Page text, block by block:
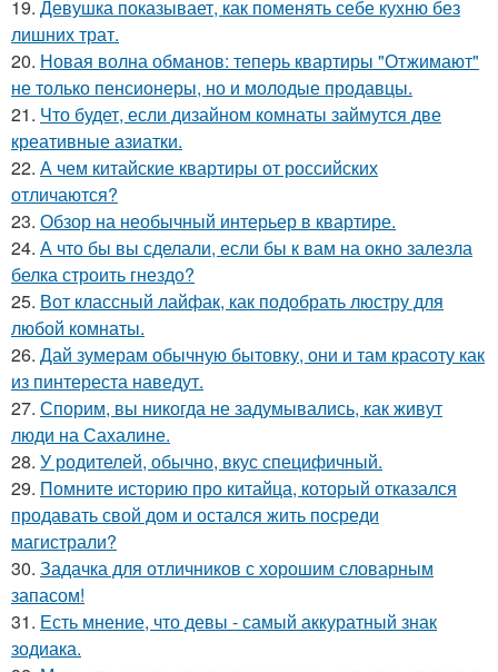
19. Девушка показывает, как поменять себе кухню без
лишних трат.
20. Новая волна обманов: теперь квартиры "Отжимают"
не только пенсионеры, но и молодые продавцы.
21. Что будет, если дизайном комнаты займутся две
креативные азиатки.
22. А чем китайские квартиры от российских
отличаются?
23. Обзор на необычный интерьер в квартире.
24. А что бы вы сделали, если бы к вам на окно залезла
белка строить гнездо?
25. Вот классный лайфак, как подобрать люстру для
любой комнаты.
26. Дай зумерам обычную бытовку, они и там красоту как
из пинтереста наведут.
27. Спорим, вы никогда не задумывались, как живут
люди на Сахалине.
28. У родителей, обычно, вкус специфичный.
29. Помните историю про китайца, который отказался
продавать свой дом и остался жить посреди
магистрали?
30. Задачка для отличников с хорошим словарным
запасом!
31. Есть мнение, что девы - самый аккуратный знак
зодиака.